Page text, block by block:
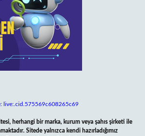
live:.cid.575569c608265c69
herhangi bir marka, kurum veya şahıs şirketi ile
Sitede yalnızca kendi hazırladığımız